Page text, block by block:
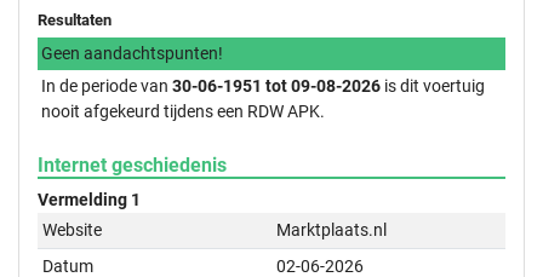
Resultaten
Geen aandachtspunten!
In de periode van 30-06-1951 tot 09-08-2026 is dit voertuig
nooit afgekeurd tijdens een RDW APK.
Internet geschiedenis
Vermelding 1
Website
Marktplaats.nl
Datum
02-06-2026